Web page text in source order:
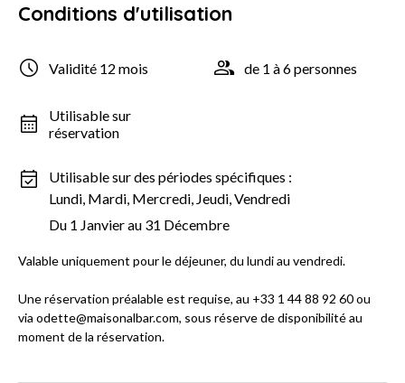
Conditions d'utilisation
Validité 12 mois de 1 à 6 personnes
Utilisable sur
réservation
Utilisable sur des périodes spécifiques :
Lundi, Mardi, Mercredi, Jeudi, Vendredi
Du 1 Janvier au 31 Décembre
Valable uniquement pour le déjeuner, du lundi au vendredi.
Une réservation préalable est requise, au +33 1 44 88 92 60 ou
via odette@maisonalbar.com, sous réserve de disponibilité au
moment de la réservation.